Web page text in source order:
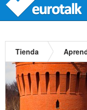
Tienda